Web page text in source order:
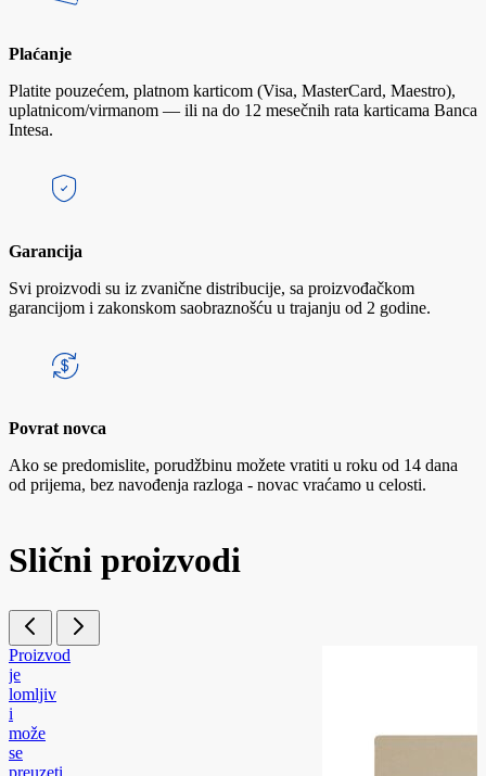
Plaćanje
Platite pouzećem, platnom karticom (Visa, MasterCard, Maestro),
uplatnicom/virmanom — ili na do 12 mesečnih rata karticama Banca
Intesa.
Garancija
Svi proizvodi su iz zvanične distribucije, sa proizvođačkom
garancijom i zakonskom saobraznošću u trajanju od 2 godine.
Povrat novca
Ako se predomislite, porudžbinu možete vratiti u roku od 14 dana
od prijema, bez navođenja razloga - novac vraćamo u celosti.
Slični proizvodi
Proizvod
je
lomljiv
i
može
se
preuzeti